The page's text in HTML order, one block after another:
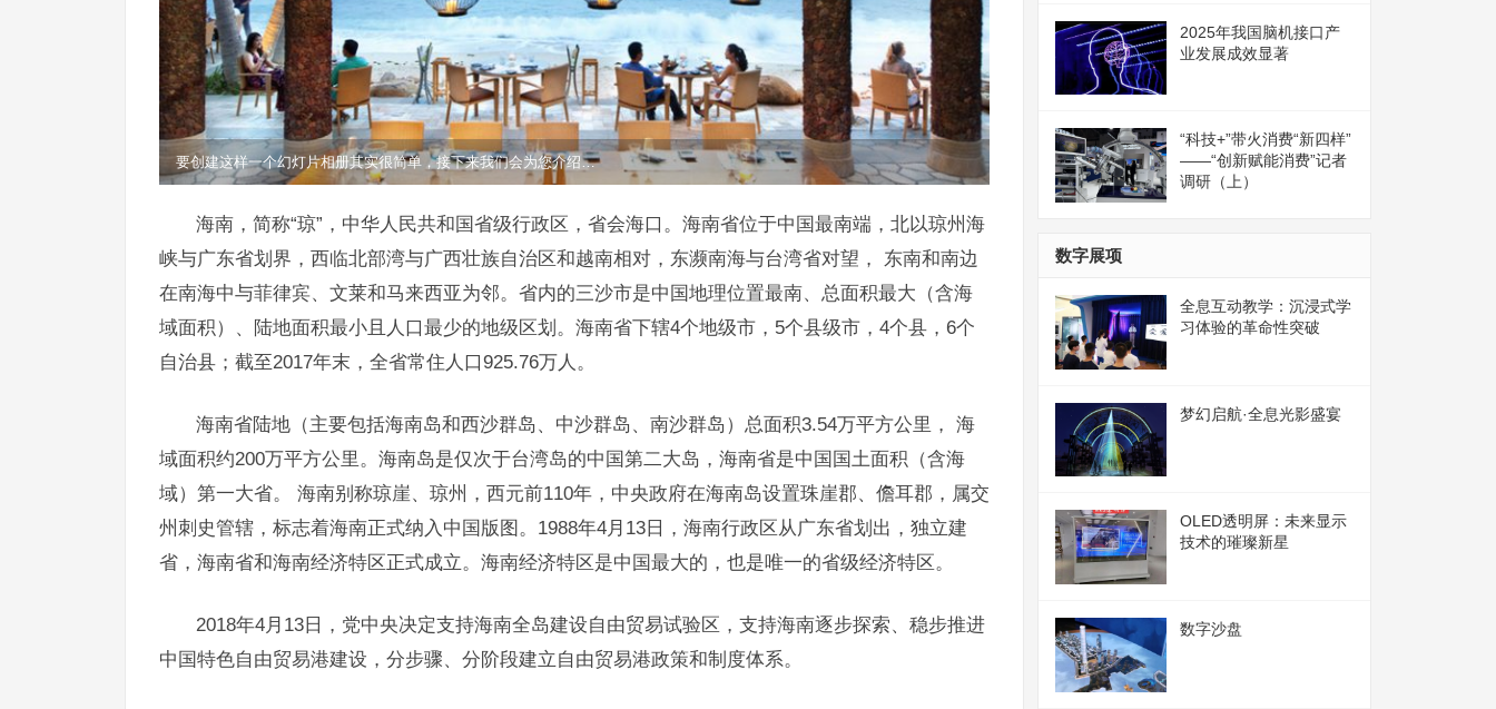
要创建这样一个幻灯片相册其实很简单，接下来我们会为您介绍…
这里是图片的简单描述，你可以在WordPress后台为图片填写相应的文字说
海南，简称“琼”，中华人民共和国省级行政区，省会海口。海南省位于中国最南端，北以琼州海
峡与广东省划界，西临北部湾与广西壮族自治区和越南相对，东濒南海与台湾省对望， 东南和南边
在南海中与菲律宾、文莱和马来西亚为邻。省内的三沙市是中国地理位置最南、总面积最大（含海
域面积）、陆地面积最小且人口最少的地级区划。海南省下辖4个地级市，5个县级市，4个县，6个
自治县；截至2017年末，全省常住人口925.76万人。
海南省陆地（主要包括海南岛和西沙群岛、中沙群岛、南沙群岛）总面积3.54万平方公里， 海
域面积约200万平方公里。海南岛是仅次于台湾岛的中国第二大岛，海南省是中国国土面积（含海
域）第一大省。 海南别称琼崖、琼州，西元前110年，中央政府在海南岛设置珠崖郡、儋耳郡，属交
州刺史管辖，标志着海南正式纳入中国版图。1988年4月13日，海南行政区从广东省划出，独立建
省，海南省和海南经济特区正式成立。海南经济特区是中国最大的，也是唯一的省级经济特区。
2018年4月13日，党中央决定支持海南全岛建设自由贸易试验区，支持海南逐步探索、稳步推进
中国特色自由贸易港建设，分步骤、分阶段建立自由贸易港政策和制度体系。
2025年我国脑机接口产
业发展成效显著
“科技+”带火消费“新四样”
——“创新赋能消费”记者
调研（上）
数字展项
全息互动教学：沉浸式学
习体验的革命性突破
梦幻启航·全息光影盛宴
OLED透明屏：未来显示
技术的璀璨新星
数字沙盘